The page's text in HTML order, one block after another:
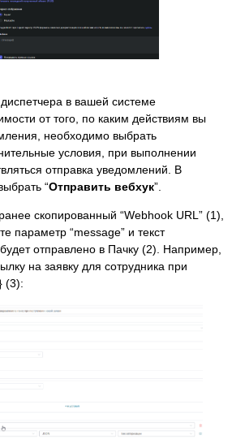
диспетчера в вашей системе
от того, по каким действиям вы
необходимо выбрать
условия, при выполнении
отправка уведомлений. В
“Отправить вебхук”.
скопированный “Webhook URL” (1),
параметр “message” и текст
отправлено в Пачку (2). Например,
на заявку для сотрудника при
(3):